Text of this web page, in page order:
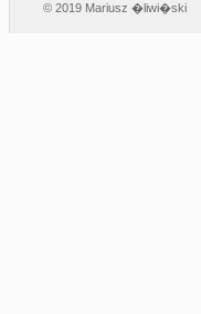
© 2019 Mariusz �liwi�ski